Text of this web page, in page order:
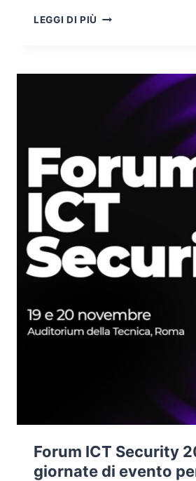
LEGGI DI PIÙ
ARTIFICIALE
RISCRIVENDO
CYBERCRIME
Forum ICT Security
giornate di evento